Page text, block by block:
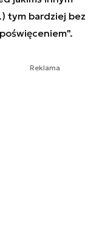
tym bardziej bez
Reklama